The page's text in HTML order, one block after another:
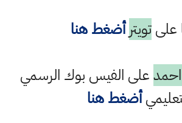
علىتويتر أضغط هنا
على الفيس بوك الرسمي
أضغط هنا